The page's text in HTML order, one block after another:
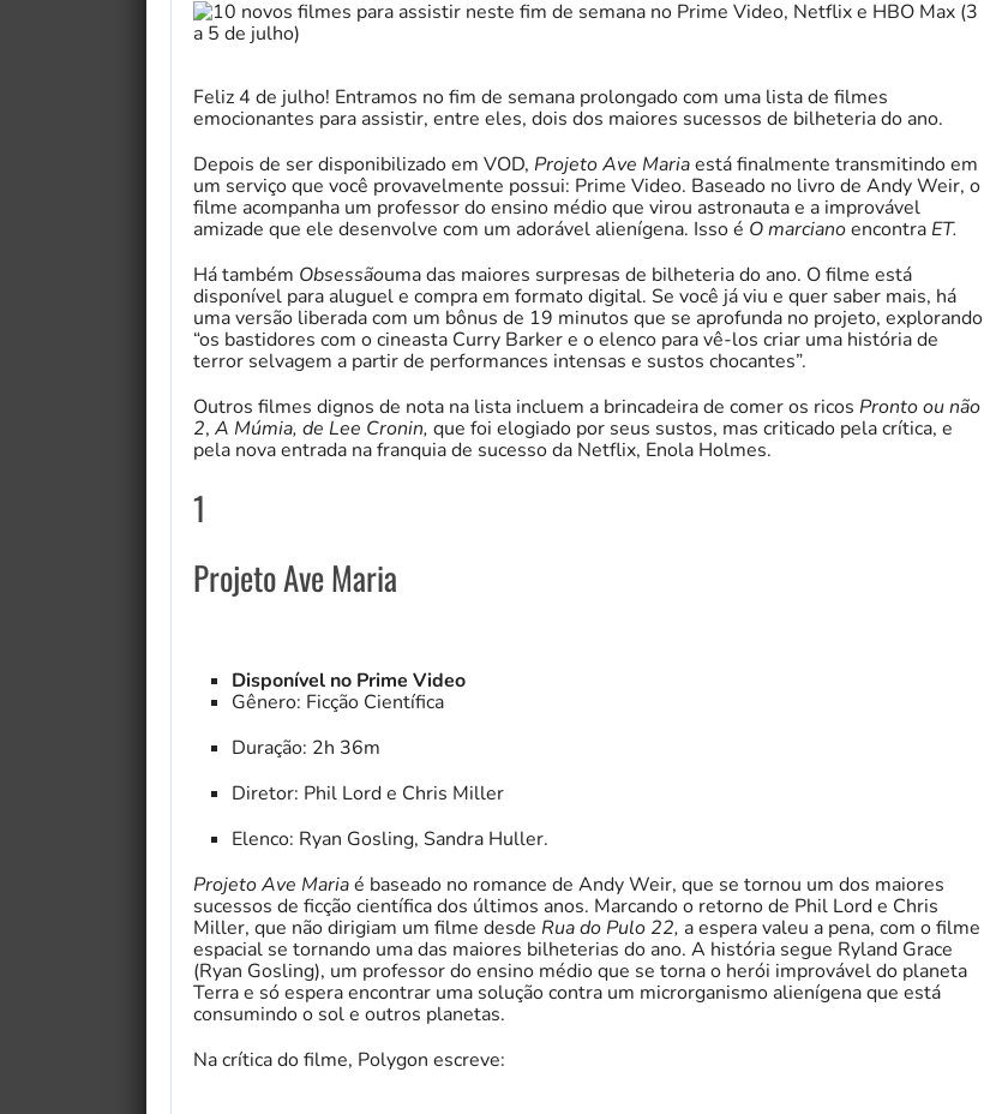
Feliz 4 de julho! Entramos no fim de semana prolongado com uma lista de filmes
emocionantes para assistir, entre eles, dois dos maiores sucessos de bilheteria do ano.
Depois de ser disponibilizado em VOD, Projeto Ave Mariaestá finalmente transmitindo em
um serviço que você provavelmente possui: Prime Video. Baseado no livro de Andy Weir, o
filme acompanha um professor do ensino médio que virou astronauta e a improvável
amizade que ele desenvolve com um adorável alienígena. Isso é O marcianoencontra ET.
Há também Obsessãouma das maiores surpresas de bilheteria do ano. O filme está
disponível para aluguel e compra em formato digital. Se você já viu e quer saber mais, há
uma versão liberada com um bônus de 19 minutos que se aprofunda no projeto, explorando
“os bastidores com o cineasta Curry Barker e o elenco para vê-los criar uma história de
terror selvagem a partir de performances intensas e sustos chocantes”.
Outros filmes dignos de nota na lista incluem a brincadeira de comer os ricos Pronto ou não
2, A Múmia, de Lee Cronin, que foi elogiado por seus sustos, mas criticado pela crítica, e
pela nova entrada na franquia de sucesso da Netflix, Enola Holmes.
1
Projeto Ave Maria
Disponível no Prime Video
Gênero: Ficção Científica
Duração: 2h 36m
Diretor: Phil Lord e Chris Miller
Elenco: Ryan Gosling, Sandra Huller.
Projeto Ave Mariaé baseado no romance de Andy Weir, que se tornou um dos maiores
sucessos de ficção científica dos últimos anos. Marcando o retorno de Phil Lord e Chris
Miller, que não dirigiam um filme desde Rua do Pulo 22, a espera valeu a pena, com o filme
espacial se tornando uma das maiores bilheterias do ano. A história segue Ryland Grace
(Ryan Gosling), um professor do ensino médio que se torna o herói improvável do planeta
Terra e só espera encontrar uma solução contra um microrganismo alienígena que está
consumindo o sol e outros planetas.
Na crítica do filme, Polygon escreve: